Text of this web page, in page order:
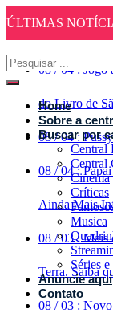
ÚLTIMAS
08 / 04 : Jogo
do Livro de
08 / 04 :
08 / 04 :
Ainda Mais
08 / 03 : Mais
Terra. Saiba
08 / 03 :
Home
Sobre a
Buscar por
Central
Central
Cinema
Críticas
Musica
Séries
Anuncie aqui
Contato